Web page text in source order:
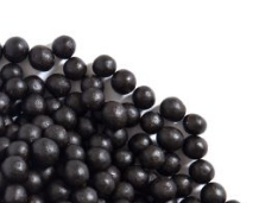
thể trạng, kéo dài tuổi thọ JD220